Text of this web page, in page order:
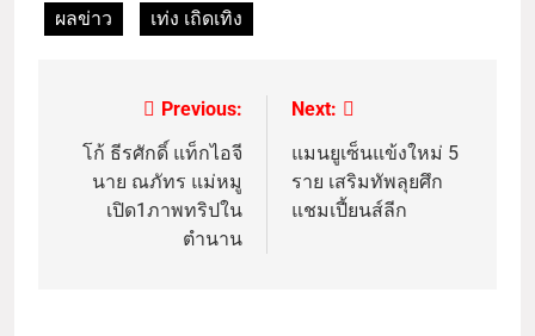
ผลข่าว
เท่ง เถิดเทิง
Previous:
โก้ ธีรศักดิ์ แท็กไอจี
นาย ณภัทร แม่หมู
เปิด1ภาพทริปใน
ตำนาน
Next:
แมนยูเซ็นแข้งใหม่ 5
ราย เสริมทัพลุยศึก
แชมเปี้ยนส์ลีก